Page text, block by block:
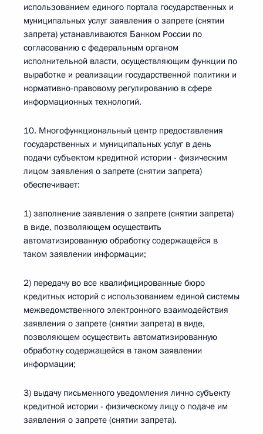
использованием единого портала государственных и
муниципальных услуг заявления о запрете (снятии
запрета) устанавливаются Банком России по
согласованию с федеральным органом
исполнительной власти, осуществляющим функции по
выработке и реализации государственной политики и
нормативно-правовому регулированию в сфере
информационных технологий.
10. Многофункциональный центр предоставления
государственных и муниципальных услуг в день
подачи субъектом кредитной истории - физическим
лицом заявления о запрете (снятии запрета)
обеспечивает:
1) заполнение заявления о запрете (снятии запрета)
в виде, позволяющем осуществить
автоматизированную обработку содержащейся в
таком заявлении информации;
2) передачу во все квалифицированные бюро
кредитных историй с использованием единой системы
межведомственного электронного взаимодействия
заявления о запрете (снятии запрета) в виде,
позволяющем осуществить автоматизированную
обработку содержащейся в таком заявлении
информации;
3) выдачу письменного уведомления лично субъекту
кредитной истории - физическому лицу о подаче им
заявления о запрете (снятии запрета).